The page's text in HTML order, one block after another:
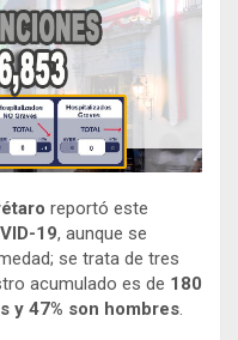
reportó este
19, aunque se
se trata de tres
acumulado es de 180
y 47% son hombres.